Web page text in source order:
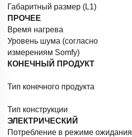
Габаритный размер (L1)
ПРОЧЕЕ
Время нагрева
Уровень шума (согласно
измерениям Somfy)
КОНЕЧНЫЙ ПРОДУКТ
Тип конечного продукта
Тип конструкции
ЭЛЕКТРИЧЕСКИЙ
Потребление в режиме ожидания